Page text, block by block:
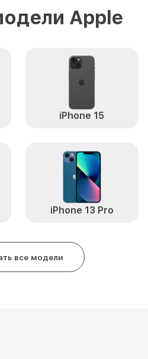
Apple
iPhone 15
iPhone 13 Pro
все модели